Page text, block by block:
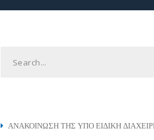
ΑΝΑΚΟΙΝΩΣΗ ΤΗΣ ΥΠΟ ΕΙΔΙΚΗ